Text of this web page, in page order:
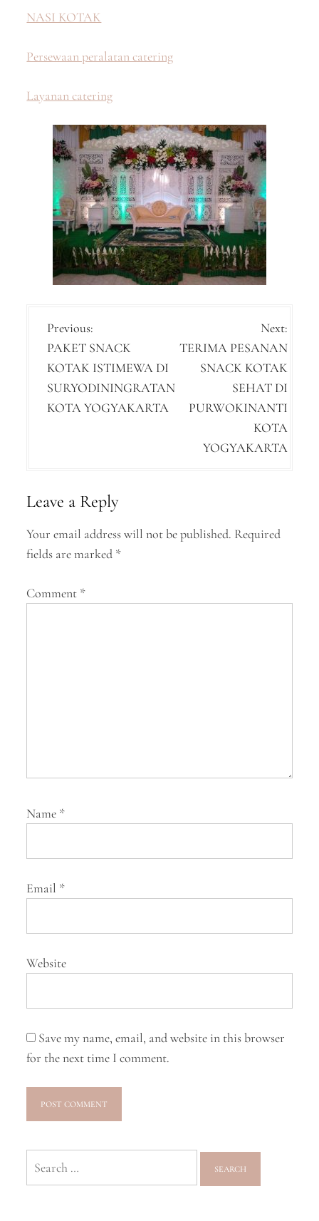
NASI KOTAK
Persewaan peralatan catering
Layanan catering
P
o
s
t
i
g
a
i
Previous:
PAKET SNACK
KOTAK ISTIMEWA DI
SURYODININGRATAN
KOTA YOGYAKARTA
Next:
TERIMA PESANAN
SNACK KOTAK
SEHAT DI
PURWOKINANTI
KOTA
YOGYAKARTA
Leave a Reply
Your email address will not be published. Required
fields are marked *
Comment *
Name *
Email *
Website
Save my name, email, and website in this browser
for the next time I comment.